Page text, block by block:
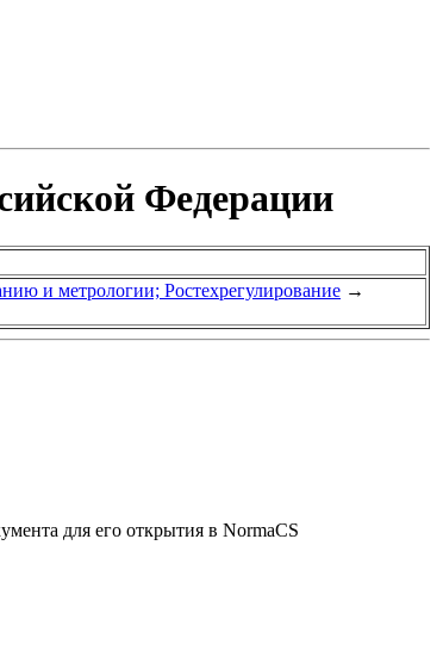
Федерации
и метрологии; Ростехрегулирование →
для его открытия в NormaCS